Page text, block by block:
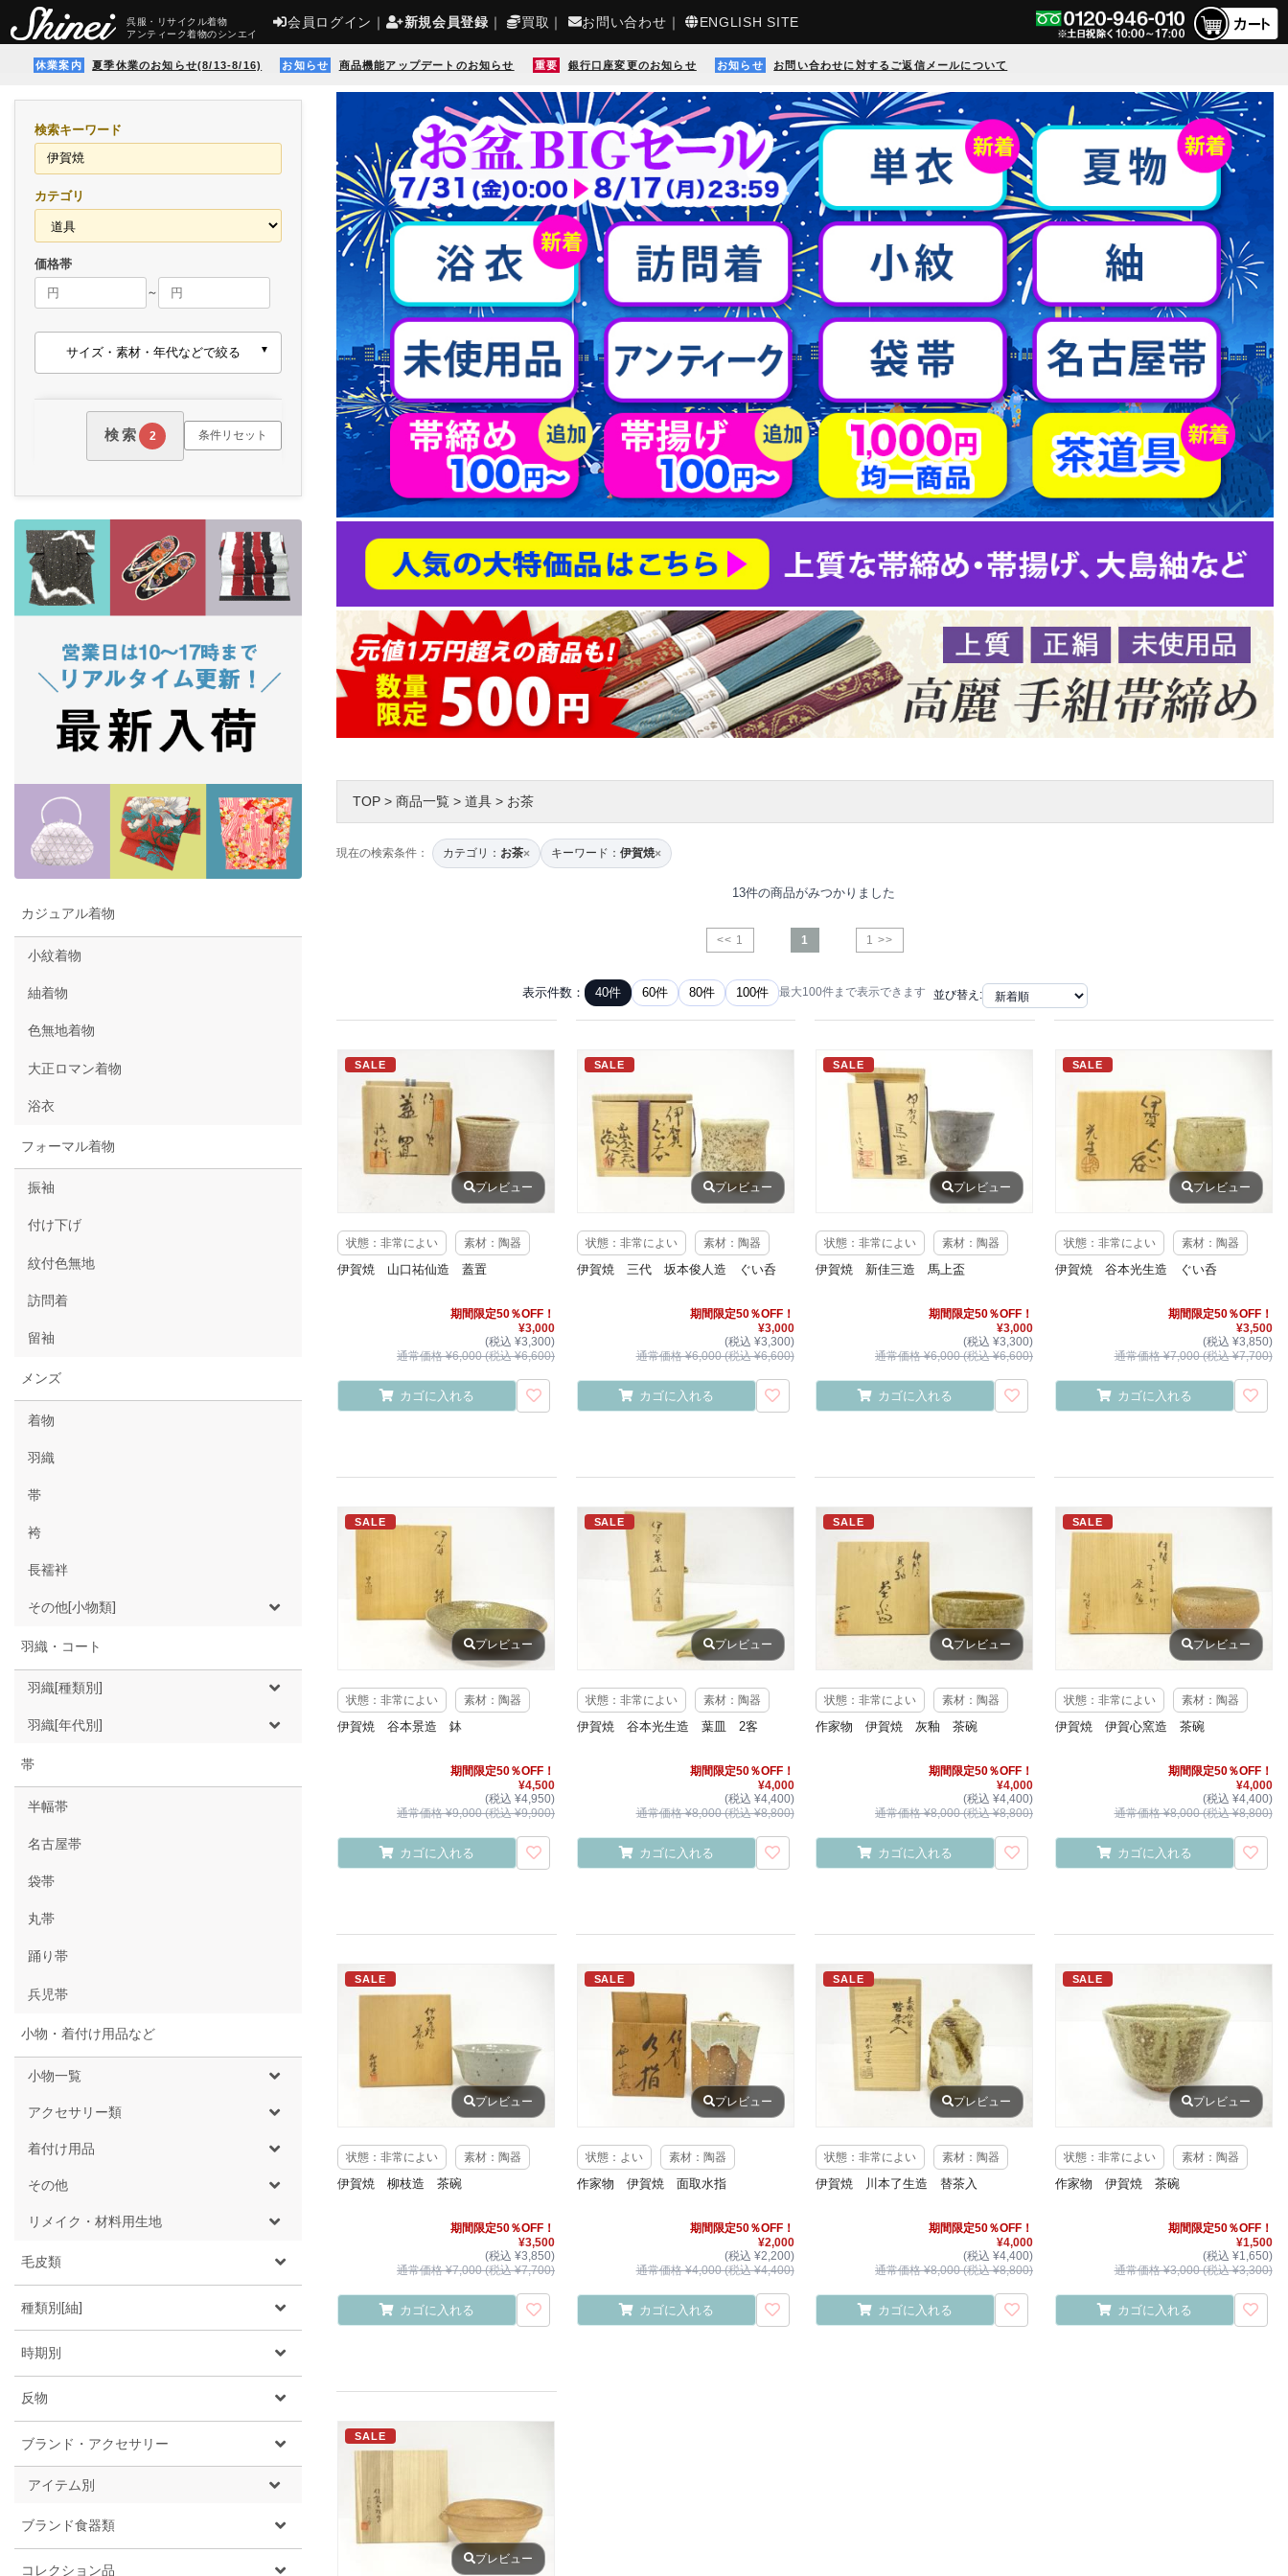
呉服・リサイクル着物
アンティーク着物のシンエイ
会員ログイン ｜ 新規会員登録 ｜ 買取 ｜ お問い合わせ ｜ ENGLISH SITE
休業案内 夏季休業のお知らせ(8/13-8/16) お知らせ 商品機能アップデートのお知らせ 重要 銀行口座変更のお知らせ お知らせ お問い合わせに対するご返信メールについて
検索キーワード
カテゴリ
価格帯
～
サイズ・素材・年代などで絞る
検索 2 条件リセット
カジュアル着物
小紋着物
紬着物
色無地着物
大正ロマン着物
浴衣
フォーマル着物
振袖
付け下げ
紋付色無地
訪問着
留袖
メンズ
着物
羽織
帯
袴
長襦袢
その他[小物類]
羽織・コート
羽織[種類別]
羽織[年代別]
帯
半幅帯
名古屋帯
袋帯
丸帯
踊り帯
兵児帯
小物・着付け用品など
小物一覧
アクセサリー類
着付け用品
その他
リメイク・材料用生地
毛皮類
種類別[紬]
時期別
反物
ブランド・アクセサリー
アイテム別
ブランド食器類
コレクション品
TOP > 商品一覧 > 道具 > お茶
現在の検索条件： カテゴリ： お茶× キーワード： 伊賀焼×
13件の商品がみつかりました
<< 1 1 1 >>
表示件数： 40件 60件 80件 100件 最大100件まで表示できます 並び替え:
SALE
プレビュー
状態：非常によい 素材：陶器
伊賀焼 山口祐仙造 蓋置
期間限定50％OFF！
¥3,000
(税込 ¥3,300)
通常価格 ¥6,000 (税込 ¥6,600)
カゴに入れる
SALE
プレビュー
状態：非常によい 素材：陶器
伊賀焼 三代 坂本俊人造 ぐい呑
期間限定50％OFF！
¥3,000
(税込 ¥3,300)
通常価格 ¥6,000 (税込 ¥6,600)
カゴに入れる
SALE
プレビュー
状態：非常によい 素材：陶器
伊賀焼 新佳三造 馬上盃
期間限定50％OFF！
¥3,000
(税込 ¥3,300)
通常価格 ¥6,000 (税込 ¥6,600)
カゴに入れる
SALE
プレビュー
状態：非常によい 素材：陶器
伊賀焼 谷本光生造 ぐい呑
期間限定50％OFF！
¥3,500
(税込 ¥3,850)
通常価格 ¥7,000 (税込 ¥7,700)
カゴに入れる
SALE
プレビュー
状態：非常によい 素材：陶器
伊賀焼 谷本景造 鉢
期間限定50％OFF！
¥4,500
(税込 ¥4,950)
通常価格 ¥9,000 (税込 ¥9,900)
カゴに入れる
SALE
プレビュー
状態：非常によい 素材：陶器
伊賀焼 谷本光生造 葉皿 2客
期間限定50％OFF！
¥4,000
(税込 ¥4,400)
通常価格 ¥8,000 (税込 ¥8,800)
カゴに入れる
SALE
プレビュー
状態：非常によい 素材：陶器
作家物 伊賀焼 灰釉 茶碗
期間限定50％OFF！
¥4,000
(税込 ¥4,400)
通常価格 ¥8,000 (税込 ¥8,800)
カゴに入れる
SALE
プレビュー
状態：非常によい 素材：陶器
伊賀焼 伊賀心窯造 茶碗
期間限定50％OFF！
¥4,000
(税込 ¥4,400)
通常価格 ¥8,000 (税込 ¥8,800)
カゴに入れる
SALE
プレビュー
状態：非常によい 素材：陶器
伊賀焼 柳枝造 茶碗
期間限定50％OFF！
¥3,500
(税込 ¥3,850)
通常価格 ¥7,000 (税込 ¥7,700)
カゴに入れる
SALE
プレビュー
状態：よい 素材：陶器
作家物 伊賀焼 面取水指
期間限定50％OFF！
¥2,000
(税込 ¥2,200)
通常価格 ¥4,000 (税込 ¥4,400)
カゴに入れる
SALE
プレビュー
状態：非常によい 素材：陶器
伊賀焼 川本了生造 替茶入
期間限定50％OFF！
¥4,000
(税込 ¥4,400)
通常価格 ¥8,000 (税込 ¥8,800)
カゴに入れる
SALE
プレビュー
状態：非常によい 素材：陶器
作家物 伊賀焼 茶碗
期間限定50％OFF！
¥1,500
(税込 ¥1,650)
通常価格 ¥3,000 (税込 ¥3,300)
カゴに入れる
SALE
プレビュー